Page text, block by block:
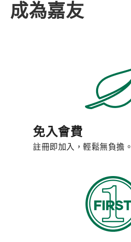
成為嘉友
免入會費
註冊即加入，輕鬆無負擔。